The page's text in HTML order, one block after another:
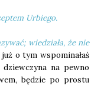
Urbiego.
wiedziała, że nie
o tym wspominałaś
na pewno
będzie po prostu